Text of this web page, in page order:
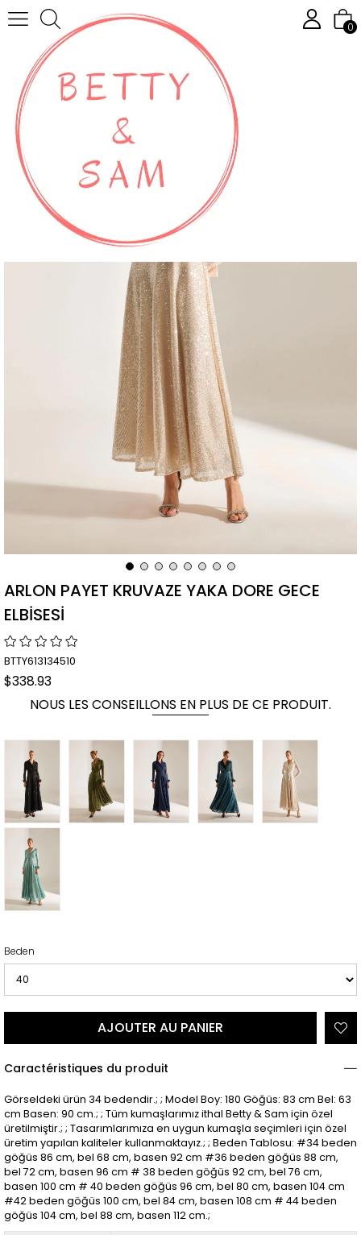
0
Page principal
ARLON PAYET KRUVAZE YAKA DORE GECE
ELBİSESİ
BTTY613134510
$338.93
NOUS LES CONSEILLONS EN PLUS DE CE PRODUIT.
Beden
Caractéristiques du produit
Görseldeki ürün 34 bedendir.; ; Model Boy: 180 Göğüs: 83 cm Bel: 63
cm Basen: 90 cm.; ; Tüm kumaşlarımız ithal Betty & Sam için özel
üretilmiştir.; ; Tasarımlarımıza en uygun kumaşla seçimleri için özel
üretim yapılan kaliteler kullanmaktayız.; ; Beden Tablosu: #34 beden
göğüs 86 cm, bel 68 cm, basen 92 cm #36 beden göğüs 88 cm,
bel 72 cm, basen 96 cm # 38 beden göğüs 92 cm, bel 76 cm,
basen 100 cm # 40 beden göğüs 96 cm, bel 80 cm, basen 104 cm
#42 beden göğüs 100 cm, bel 84 cm, basen 108 cm # 44 beden
göğüs 104 cm, bel 88 cm, basen 112 cm.;